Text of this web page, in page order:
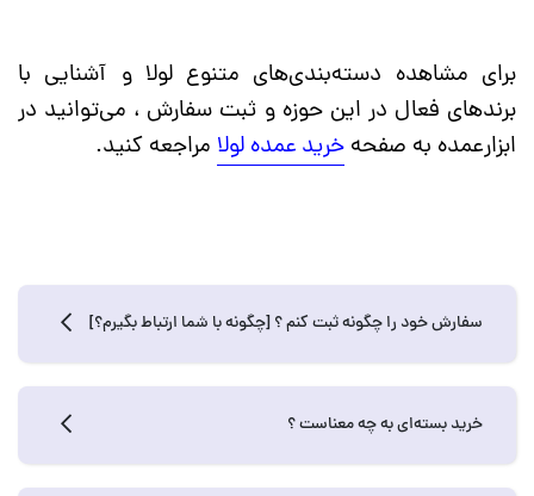
برای مشاهده دسته‌بندی‌های متنوع لولا و آشنایی با
برندهای فعال در این حوزه و ثبت سفارش ، می‌توانید در
ابزارعمده به صفحه خرید عمده لولا مراجعه کنید.
سفارش خود را چگونه ثبت کنم ؟ [چگونه با شما ارتباط بگیرم؟]
خرید بسته‌ای به چه معناست ؟